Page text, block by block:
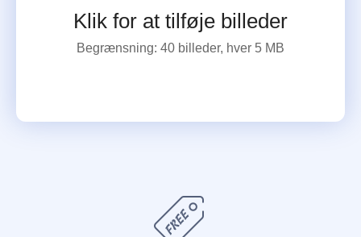
Klik for at tilføje billeder
Begrænsning: 40 billeder, hver 5 MB